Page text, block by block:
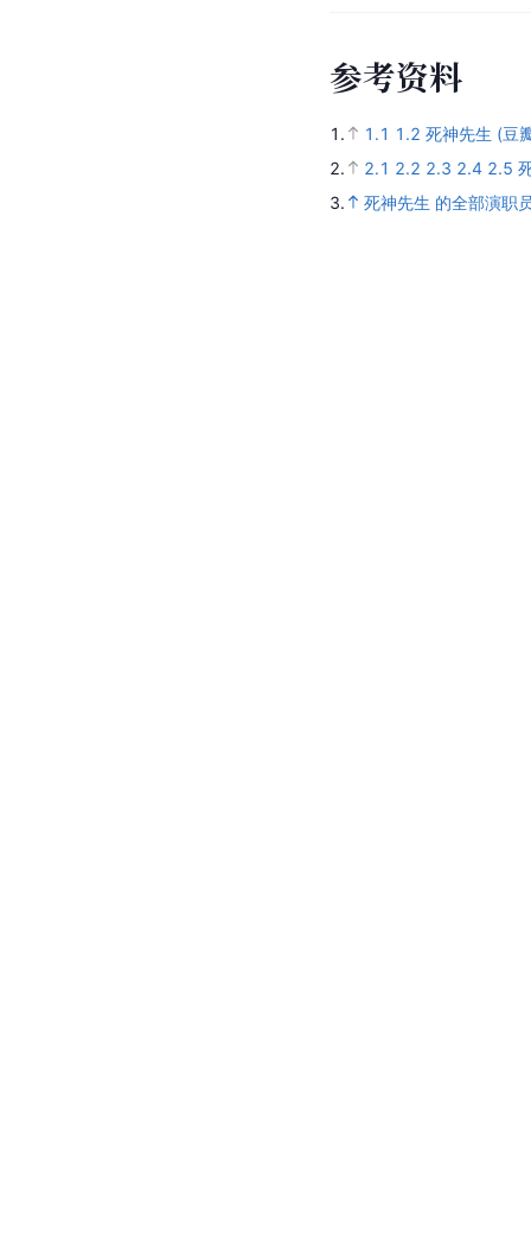
参考资料
1. 1.1 1.2 死神先生 (豆
2.
2.1 2.2 2.3 2.4 2.5
3.
死神先生 的全部演职